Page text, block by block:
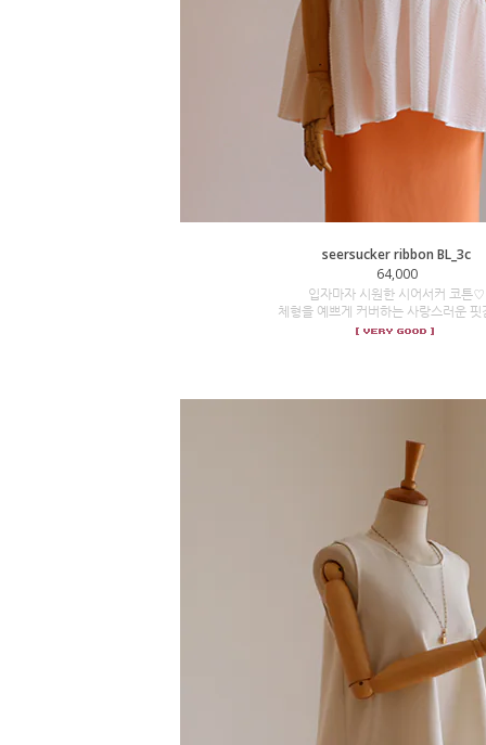
seersucker ribbon BL_3c
64,000
입자마자 시원한 시어서커 코튼♡
체형을 예쁘게 커버하는 사랑스러운 핏